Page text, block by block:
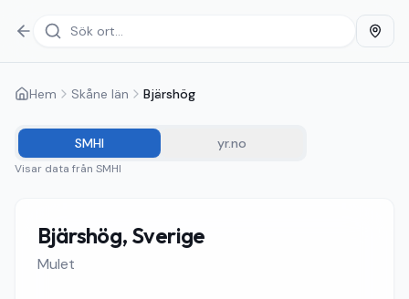
Hem Skåne län Bjärshög
SMHI yr.no
Visar data från SMHI
Bjärshög, Sverige
Mulet